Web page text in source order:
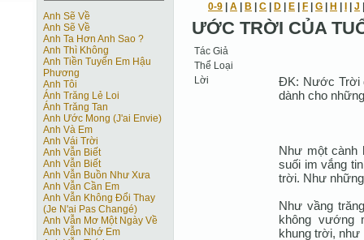
Anh Sẽ Về
Anh Sẽ Về
Anh Ta Hơn Anh Sao ?
Anh Thì Không
Anh Tiền Tuyến Em Hậu
Phương
Anh Tôi
Ánh Trăng Lẻ Loi
Ánh Trăng Tan
Anh Ước Mong (J'ai Envie)
Anh Và Em
Anh Vái Trời
Anh Vẫn Biết
Anh Vẫn Biết
Anh Vẫn Buồn Như Xưa
Anh Vẫn Cần Em
Anh Vẫn Không Đổi Thay
(Je N'ai Pas Changé)
Anh Vẫn Mơ Một Ngày Về
Anh Vẫn Nhớ Em
0-9 A B C D E F G H J
ƯỚC TRỜI CỦA
Tác Giả
Thể Loại
Lời
ĐK: Nước Trời
dành cho
Như một cành
suối im vắng
trời. Như
Như vầng
không vướng
khung trời,